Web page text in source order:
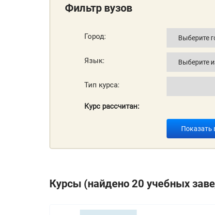
Фильтр вузов
Город:
Язык:
Тип курса:
Курс рассчитан:
Показать
Курсы (найдено 20 учебных